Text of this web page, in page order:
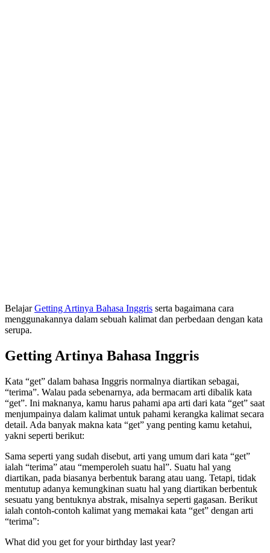
BelajarGetting Artinya Bahasa Inggris serta bagaimana cara
menggunakannya dalam sebuah kalimat dan perbedaan dengan kata
serupa.
Getting Artinya Bahasa Inggris
Kata “get” dalam bahasa Inggris normalnya diartikan sebagai,
“terima”. Walau pada sebenarnya, ada bermacam arti dibalik kata
“get”. Ini maknanya, kamu harus pahami apa arti dari kata “get” saat
menjumpainya dalam kalimat untuk pahami kerangka kalimat secara
detail. Ada banyak makna kata “get” yang penting kamu ketahui,
yakni seperti berikut:
Sama seperti yang sudah disebut, arti yang umum dari kata “get”
ialah “terima” atau “memperoleh suatu hal”. Suatu hal yang
diartikan, pada biasanya berbentuk barang atau uang. Tetapi, tidak
mentutup adanya kemungkinan suatu hal yang diartikan berbentuk
sesuatu yang bentuknya abstrak, misalnya seperti gagasan. Berikut
ialah contoh-contoh kalimat yang memakai kata “get” dengan arti
“terima”:
What did you get for your birthday last year?